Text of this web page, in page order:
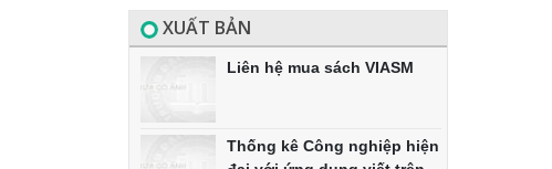
XUẤT BẢN
Liên hệ mua sách VIASM
Thống kê Công nghiệp hiện